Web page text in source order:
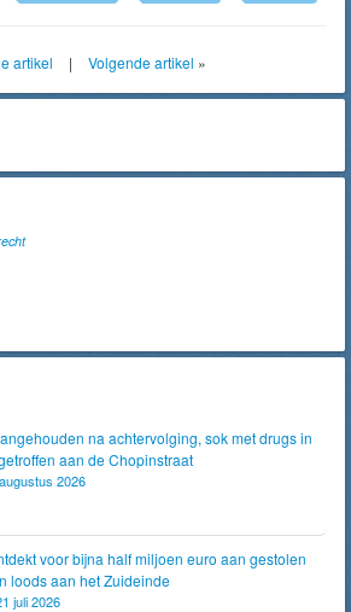
artikel | Volgende artikel »
na achtervolging, sok met drugs in
aan de Chopinstraat
2026
voor bijna half miljoen euro aan gestolen
loods aan het Zuideinde
juli 2026